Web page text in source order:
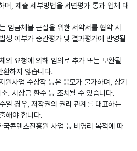
며, 제출 세부방법을 서면평가 통과 업체 대
임금체불 근절을 위한 서약서를 협약 시
생 여부가 중간평가 및 결과평가에 반영될
의 요청에 의해 임의로 추가 또는 보완될
환하지 않습니다.
원사업 수상작 등은 응모가 불가하며, 상기
. 시상금 환수 등 조치될 수 있습니다.
일 경우, 저작권의 권리 관계를 대표하는
해야 합니다.
국콘텐츠진흥원 사업 등 비영리 목적에 따